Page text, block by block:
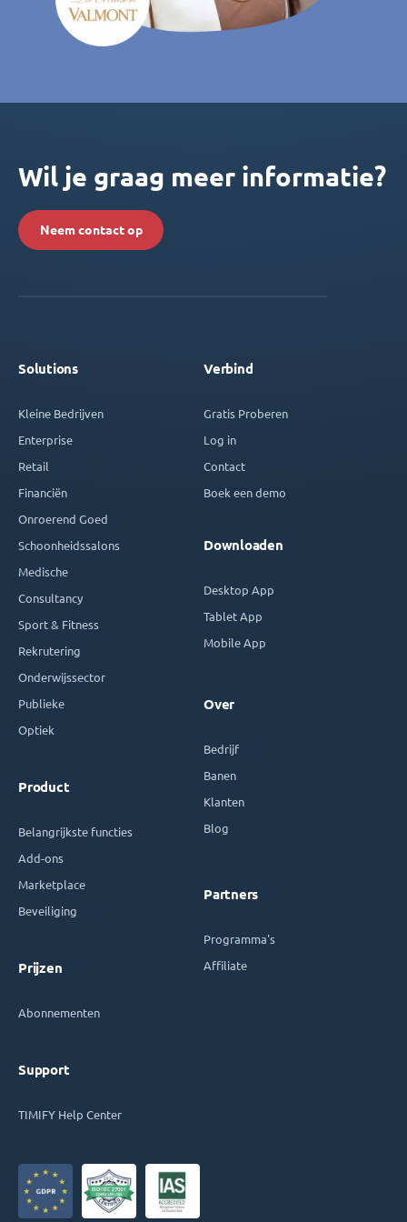
Wil je graag meer informatie?
Neem contact op
Solutions
Kleine Bedrijven
Enterprise
Retail
Financiën
Onroerend Goed
Schoonheidssalons
Medische
Consultancy
Sport & Fitness
Rekrutering
Onderwijssector
Publieke
Optiek
Product
Belangrijkste functies
Add-ons
Marketplace
Beveiliging
Prijzen
Abonnementen
Support
TIMIFY Help Center
Verbind
Gratis Proberen
Log in
Contact
Boek een demo
Downloaden
Desktop App
Tablet App
Mobile App
Over
Bedrijf
Banen
Klanten
Blog
Partners
Programma's
Affiliate